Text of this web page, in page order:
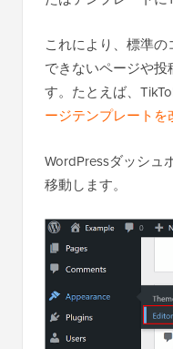
これにより、標準
できないページや投
す。たとえば、
ージテンプレートを
WordPressダッシュ
移動します。